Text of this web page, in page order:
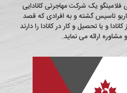
یک شرکت مهاجرتی کانادایی
تاسیس گشته و به افرادی که قصد
کانادا و یا تحصیل و کار در کانادا را دارند
ارائه می نماید.